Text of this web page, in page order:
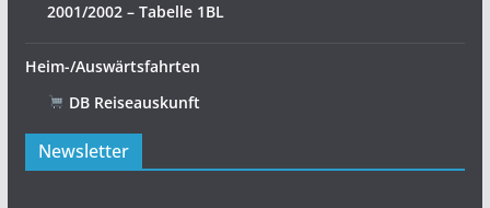
2001/2002 – Tabelle 1BL
Heim-/Auswärtsfahrten
DB Reiseauskunft
Newsletter